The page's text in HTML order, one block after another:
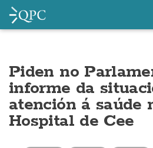
Piden no
informe da
atención á saúde
Hospital de Cee